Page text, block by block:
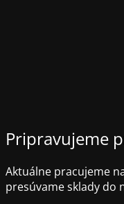
Pripravujeme
Aktuálne pracujeme
presúvame sklady do